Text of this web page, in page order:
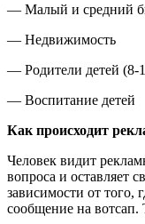
— Малый и средний
— Недвижимость
— Родители детей (8-
— Воспитание детей
Как происходит
Человек видит
вопроса и оставляет
зависимости от того,
сообщение на вотсап.